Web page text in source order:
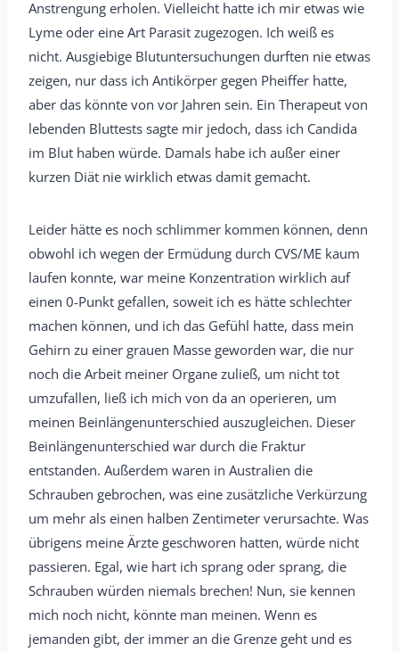
Anstrengung erholen. Vielleicht hatte ich mir etwas wie
Lyme oder eine Art Parasit zugezogen. Ich weiß es
nicht. Ausgiebige Blutuntersuchungen durften nie etwas
zeigen, nur dass ich Antikörper gegen Pheiffer hatte,
aber das könnte von vor Jahren sein. Ein Therapeut von
lebenden Bluttests sagte mir jedoch, dass ich Candida
im Blut haben würde. Damals habe ich außer einer
kurzen Diät nie wirklich etwas damit gemacht.
Leider hätte es noch schlimmer kommen können, denn
obwohl ich wegen der Ermüdung durch CVS/ME kaum
laufen konnte, war meine Konzentration wirklich auf
einen 0-Punkt gefallen, soweit ich es hätte schlechter
machen können, und ich das Gefühl hatte, dass mein
Gehirn zu einer grauen Masse geworden war, die nur
noch die Arbeit meiner Organe zuließ, um nicht tot
umzufallen, ließ ich mich von da an operieren, um
meinen Beinlängenunterschied auszugleichen. Dieser
Beinlängenunterschied war durch die Fraktur
entstanden. Außerdem waren in Australien die
Schrauben gebrochen, was eine zusätzliche Verkürzung
um mehr als einen halben Zentimeter verursachte. Was
übrigens meine Ärzte geschworen hatten, würde nicht
passieren. Egal, wie hart ich sprang oder sprang, die
Schrauben würden niemals brechen! Nun, sie kennen
mich noch nicht, könnte man meinen. Wenn es
jemanden gibt, der immer an die Grenze geht und es